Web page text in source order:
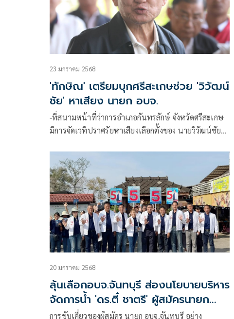
23 มกราคม 2568
'ทักษิณ' เตรียมบุกศรีสะเกษช่วย 'วิวัฒน์
ชัย' หาเสียง นายก อบจ.
-ที่สนามหน้าที่ว่าการอำเภอกันทรลักษ์ จังหวัดศรีสะเกษ
มีการจัดเวทีปราศรัยหาเสียงเลือกตั้งของ นายวิวัฒน์ชัย
20 มกราคม 2568
ลุ้นเลือกอบจ.จันทบุรี ส่องนโยบายบริหาร
จัดการน้ำ 'ดร.ตี๋ ชาตรี' ผู้สมัครนายก
อบจ.
การขับเคี่ยวของผู้สมัคร นายก อบจ.จันทบุรี อย่าง